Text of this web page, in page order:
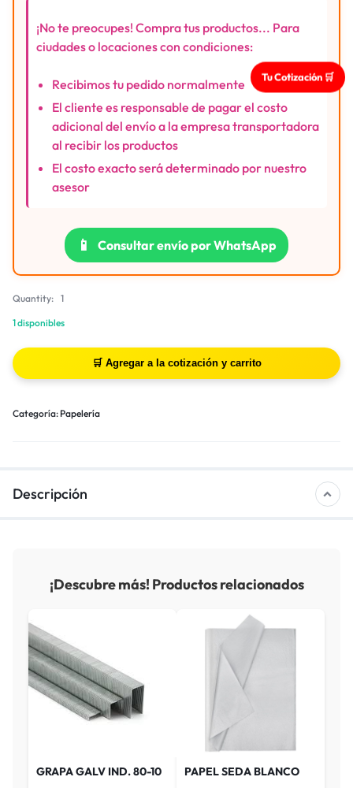
¡No te preocupes! Compra tus productos... Para
ciudades o locaciones con condiciones:
Recibimos tu pedido normalmente
El cliente es responsable de pagar el costo
adicional del envío a la empresa transportadora
al recibir los productos
El costo exacto será determinado por nuestro
asesor
📱 Consultar envío por WhatsApp
Quantity: 1
1 disponibles
Categoría: Papelería
Descripción
¡Descubre más! Productos relacionados
GRAPA GALV IND. 80-10 PAPEL SEDA BLANCO
Tu Cotización 🛒